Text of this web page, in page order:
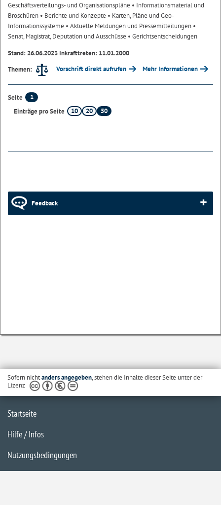
Geschäftsverteilungs- und Organisationspläne • Informationsmaterial und
Broschüren • Berichte und Konzepte • Karten, Pläne und Geo-
Informationssysteme • Aktuelle Meldungen und Pressemitteilungen •
Senat, Magistrat, Deputation und Ausschüsse • Gerichtsentscheidungen
Stand: 26.06.2023 Inkrafttreten: 11.01.2000
Themen:
Vorschrift direkt aufrufen Mehr Informationen
Seite
1
Einträge pro Seite
10 20 50
Feedback
Sofern nichtanders angegeben, stehen die Inhalte dieser Seite unter der
Lizenz
Startseite
Hilfe / Infos
Nutzungsbedingungen